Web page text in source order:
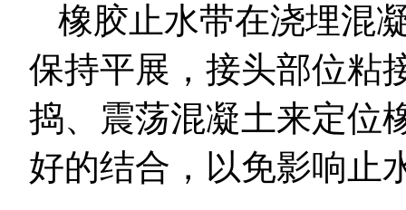
橡胶止水带在浇埋混
保持平展，接头部位粘
捣、震荡混凝土来定位
好的结合，以免影响止